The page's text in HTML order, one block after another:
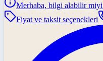
Merhaba, bilgi alabilir
Fiyat ve taksit seçenekleri